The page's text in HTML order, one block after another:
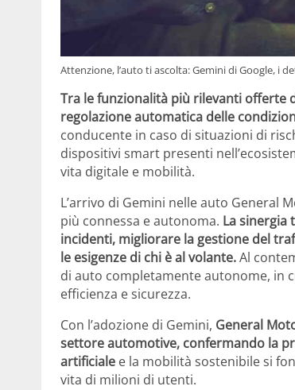
Attenzione, l’auto ti ascolta: Gemini di Google, i
Tra le funzionalità più rilevanti offerte
regolazione automatica delle
conducente in caso di situazioni di
dispositivi smart presenti
vita digitale e mobilità.
L’arrivo di Gemini nelle auto General
più connessa e autonoma. La sinergia
incidenti, migliorare la gestione del
le esigenze di chi è al volante.Al
di auto completamente autonome, in
efficienza e sicurezza.
Con l’adozione di Gemini, General
settore automotive, confermando la
artificiale e la mobilità sostenibile si
vita di milioni di utenti.